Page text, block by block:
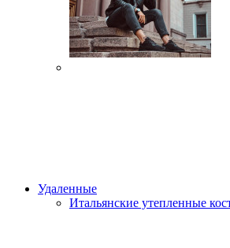
Удаленные
Итальянские утепленные